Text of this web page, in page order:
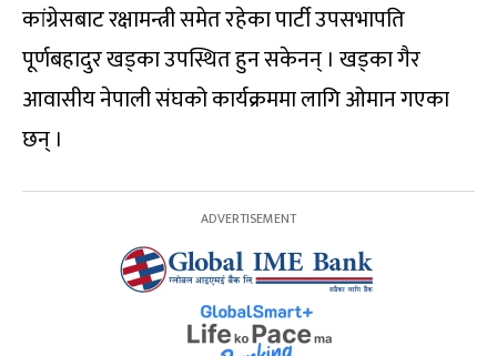
कांग्रेसबाट रक्षामन्त्री समेत रहेका पार्टी उपसभापति
पूर्णबहादुर खड्का उपस्थित हुन सकेनन् । खड्का गैर
आवासीय नेपाली संघको कार्यक्रममा लागि ओमान गएका
छन् ।